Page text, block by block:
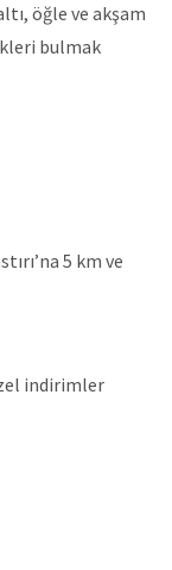
öğle ve akşam
bulmak
5 km ve
indirimler